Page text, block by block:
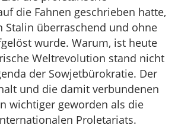
die Fahnen geschrieben hatte,
Stalin überraschend und ohne
wurde. Warum, ist heute
Weltrevolution stand nicht
der Sowjetbürokratie. Der
und die damit verbundenen
wichtiger geworden als die
Proletariats.